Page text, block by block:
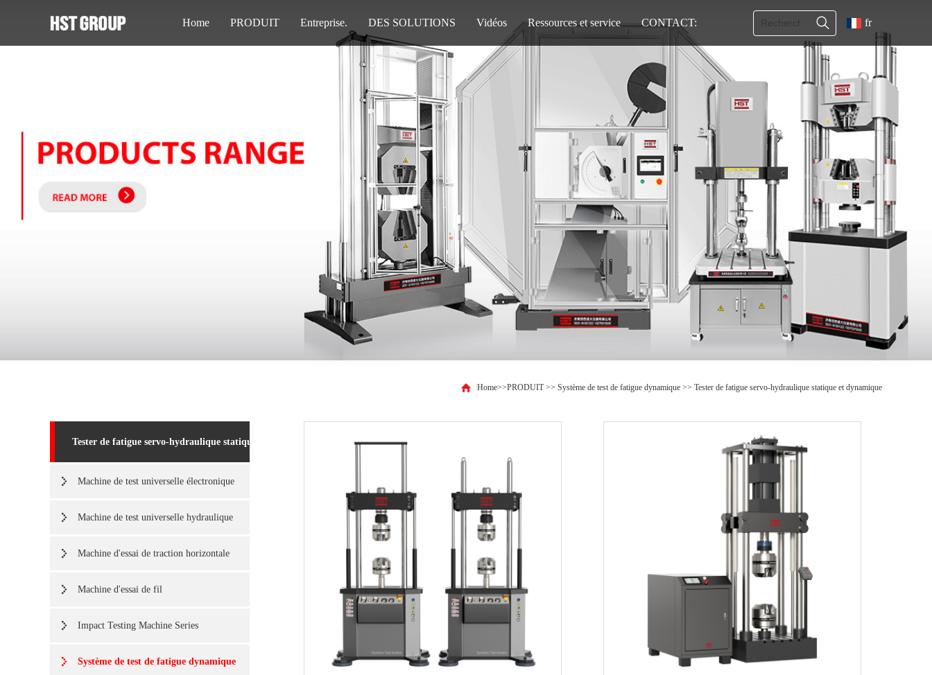
Home PRODUIT Entreprise. DES SOLUTIONS Vidéos Ressources et service CONTACT: fr
Home>>PRODUIT>> Système de test de fatigue dynamique >> Tester de fatigue servo-hydraulique statique et dynamique
Tester de fatigue servo-hydraulique statique et dynamique
Machine de test universelle électronique
Machine de test universelle hydraulique
Machine d'essai de traction horizontale
Machine d'essai de fil
Impact Testing Machine Series
Système de test de fatigue dynamique